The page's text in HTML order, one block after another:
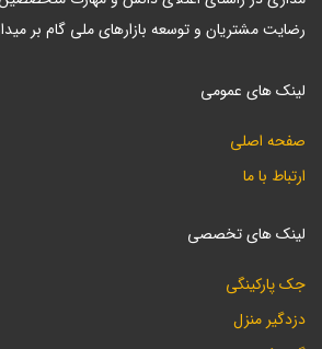
رضایت مشتریان و توسعه بازارهای ملی گام بر
لینک های عمومی
صفحه اصلی
ارتباط با ما
لینک های تخصصی
جک پارکینگی
دزدگیر منزل